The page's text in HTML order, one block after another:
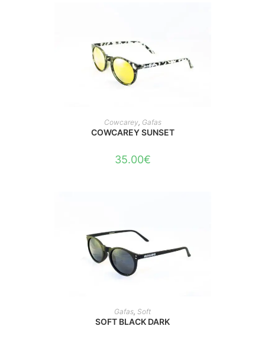
AÑADIR AL CARRITO
Cowcarey, Gafas
COWCAREY SUNSET
35.00€
AÑADIR AL CARRITO
Gafas, Soft
SOFT BLACK DARK